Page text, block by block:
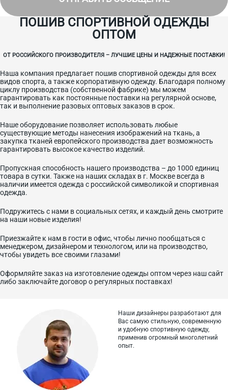
ПОШИВ СПОРТИВНОЙ ОДЕЖДЫ
ОПТОМ
ОТ РОССИЙСКОГО ПРОИЗВОДИТЕЛЯ – ЛУЧШИЕ ЦЕНЫ И НАДЕЖНЫЕ ПОСТАВКИ!
Наша компания предлагает пошив спортивной одежды для всех
видов спорта, а также корпоративную одежду. Благодаря полному
циклу производства (собственной фабрике) мы можем
гарантировать как постоянные поставки на регулярной основе,
так и выполнение разовых оптовых заказов в срок.
Наше оборудование позволяет использовать любые
существующие методы нанесения изображений на ткань, а
закупка тканей европейского производства дает возможность
гарантировать высокое качество изделий.
Пропускная способность нашего производства – до 1000 единиц
товара в сутки. Также на наших складах в г. Москве всегда в
наличии имеется одежда с российской символикой и спортивная
одежда.
Подружитесь с нами в социальных сетях, и каждый день смотрите
на наши новые изделия!
Приезжайте к нам в гости в офис, чтобы лично пообщаться с
менеджером, дизайнером и технологом, или на производство,
чтобы увидеть все своими глазами!
Оформляйте заказ на изготовление одежды оптом через наш сайт
либо заключайте договор о регулярных поставках!
Наши дизайнеры разработают для
Вас самую стильную, современную
и удобную спортивную одежду,
применив огромный многолетний
опыт.